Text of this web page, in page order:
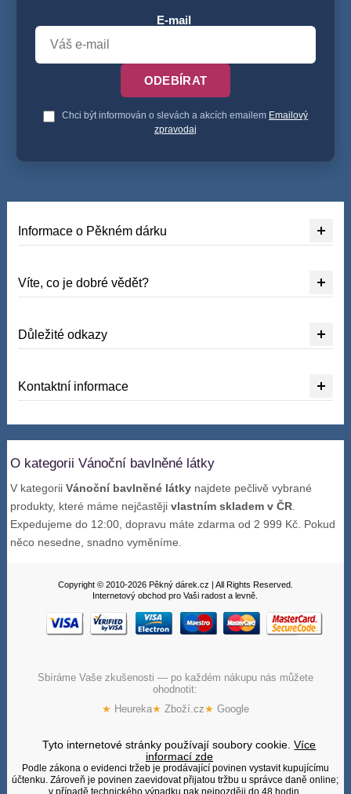
E-mail
ODEBÍRAT
Chci být informován o slevách a akcích emailem Emailový
zpravodaj
Informace o Pěkném dárku
Víte, co je dobré vědět?
Důležité odkazy
Kontaktní informace
O kategorii Vánoční bavlněné látky
V kategoriiVánoční bavlněné látky najdete pečlivě vybrané
produkty, které máme nejčastějivlastním skladem v ČR
Expedujeme do 12:00, dopravu máte zdarma od 2 999 Kč. Pokud
něco nesedne, snadno vyměníme.
Copyright © 2010-2026 Pěkný dárek.cz | All Rights Reserved.
Internetový obchod pro Vaši radost a levně.
Sbíráme Vaše zkušenosti — po každém nákupu nás můžete
ohodnotit:
★ Heureka★ Zboží.cz★ Google
Tyto internetové stránky používají soubory cookie.Více
informací zde
Podle zákona o evidenci tržeb je prodávající povinen vystavit kupujícímu
účtenku. Zároveň je povinen zaevidovat přijatou tržbu u správce daně online;
v případě technického výpadku pak nejpozději do 48 hodin.